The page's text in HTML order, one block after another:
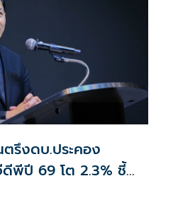
ตรึงดบ.ประคอง
ดีพีปี 69 โต 2.3% ชี้